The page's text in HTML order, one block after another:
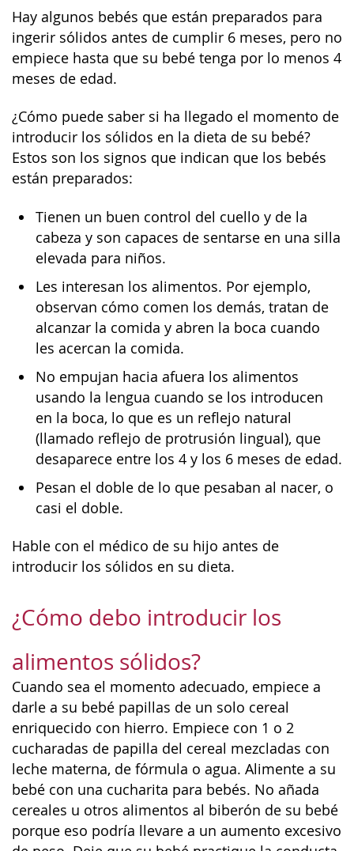
Hay algunos bebés que están preparados para
ingerir sólidos antes de cumplir 6 meses, pero no
empiece hasta que su bebé tenga por lo menos 4
meses de edad.
¿Cómo puede saber si ha llegado el momento de
introducir los sólidos en la dieta de su bebé?
Estos son los signos que indican que los bebés
están preparados:
Tienen un buen control del cuello y de la
cabeza y son capaces de sentarse en una silla
elevada para niños.
Les interesan los alimentos. Por ejemplo,
observan cómo comen los demás, tratan de
alcanzar la comida y abren la boca cuando
les acercan la comida.
No empujan hacia afuera los alimentos
usando la lengua cuando se los introducen
en la boca, lo que es un reflejo natural
(llamado reflejo de protrusión lingual), que
desaparece entre los 4 y los 6 meses de edad.
Pesan el doble de lo que pesaban al nacer, o
casi el doble.
Hable con el médico de su hijo antes de
introducir los sólidos en su dieta.
¿Cómo debo introducir los
alimentos sólidos?
Cuando sea el momento adecuado, empiece a
darle a su bebé papillas de un solo cereal
enriquecido con hierro. Empiece con 1 o 2
cucharadas de papilla del cereal mezcladas con
leche materna, de fórmula o agua. Alimente a su
bebé con una cucharita para bebés. No añada
cereales u otros alimentos al biberón de su bebé
porque eso podría llevare a un aumento excesivo